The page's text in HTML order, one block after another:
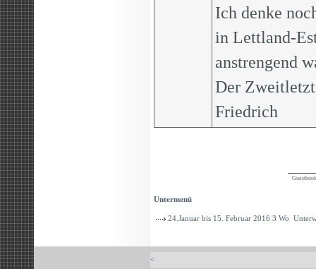
Ich denke
in Lettland-
anstrengend
Der
Friedrich
Untermenü
24.Januar bis 15. Februar 2016 3 Wo
<